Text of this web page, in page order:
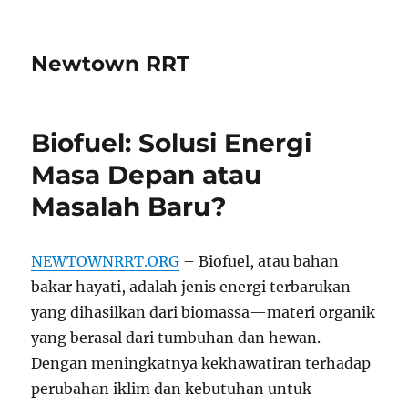
Newtown RRT
Biofuel: Solusi Energi
Masa Depan atau
Masalah Baru?
NEWTOWNRRT.ORG – Biofuel, atau bahan
bakar hayati, adalah jenis energi terbarukan
yang dihasilkan dari biomassa—materi organik
yang berasal dari tumbuhan dan hewan.
Dengan meningkatnya kekhawatiran terhadap
perubahan iklim dan kebutuhan untuk